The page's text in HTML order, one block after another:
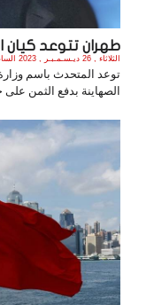
طهران تتوعد كيان
الثلاثاء , 26 ديـسـمـبـر , 2023 الساعة 6:14:24 PM
توعد المتحدث باسم وزارة
الصهاينة بدفع الثمن على